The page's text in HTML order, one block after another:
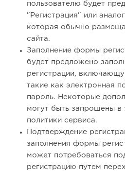
пользователю будет
"Регистрация" или
которая обычно
сайта.
Заполнение формы
будет предложено
регистрации,
такие как электронная
пароль. Некоторые
могут быть запрошены в
политики сервиса.
Подтверждение
заполнения формы
может потребоваться
регистрацию путем